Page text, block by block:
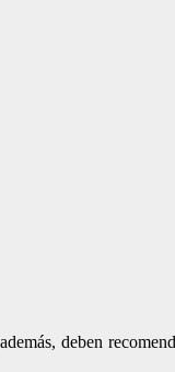
deben